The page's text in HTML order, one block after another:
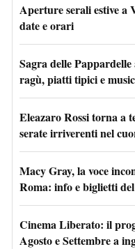
Aperture serali estive a
date e orari
Sagra delle
ragù, piatti tipici e
Eleazaro Rossi torna a
serate irriverenti nel
Macy Gray, la voce
Roma: info e biglietti
Cinema Liberato: il
Agosto e Settembre a